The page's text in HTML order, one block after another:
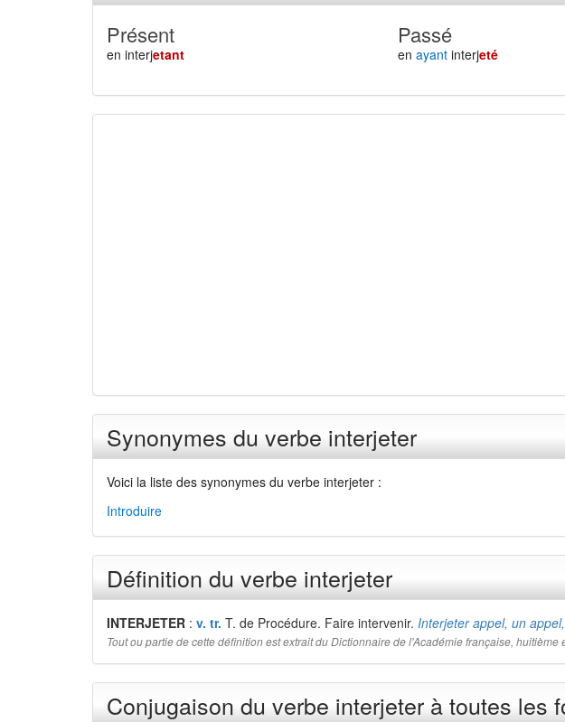
Présent
en interjetant
Passé
enayant interjeté
Synonymes du verbe interjeter
Voici la liste des synonymes du verbe interjeter :
Introduire
Définition du verbe interjeter
INTERJETER : v. tr. T. de Procédure. Faire intervenir. Interjeter appel, un appel,
Tout ou partie de cette définition est extrait du Dictionnaire de l'Académie française, huitième
Conjugaison du verbe interjeter à toutes les